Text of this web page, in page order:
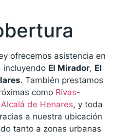
ofrecemos asistencia en
incluyendo El Mirador, El
. También prestamos
como Rivas-
Alcalá de Henares, y toda
a nuestra ubicación
tanto a zonas urbanas